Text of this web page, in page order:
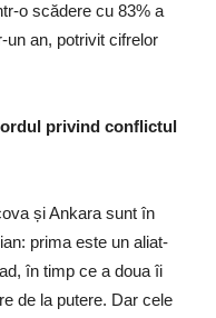
o scădere cu 83% a
un an, potrivit cifrelor
privind conflictul
și Ankara sunt în
prima este un aliat-
în timp ce a doua îi
de la putere. Dar cele